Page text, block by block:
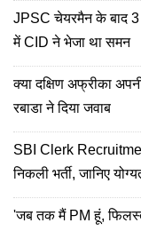
JPSC चेयरमैन के बाद 3
में CID ने भेजा था समन
क्या दक्षिण अफ्रीका
रबाडा ने दिया जवाब
SBI Clerk
निकली भर्ती, जानिए
'जब तक मैं PM हूं,